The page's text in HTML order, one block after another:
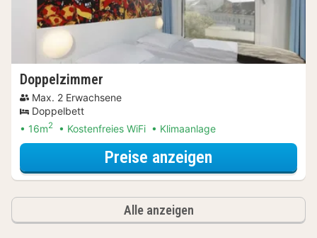
Doppelzimmer
Max. 2 Erwachsene
Doppelbett
16m2 Kostenfreies WiFi Klimaanlage
Preise anzeigen
Alle anzeigen